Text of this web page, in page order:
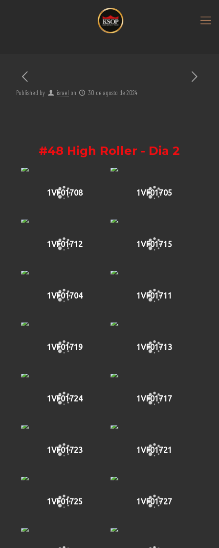
Published by israel on 30 de agosto de 2024
#48 High Roller - Dia 2
1VF01708 1VF01705
1VF01712 1VF01715
1VF01704 1VF01711
1VF01719 1VF01713
1VF01724 1VF01717
1VF01723 1VF01721
1VF01725 1VF01727